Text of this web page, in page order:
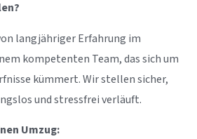
langjähriger Erfahrung im
kompetenten Team, das sich um
kümmert. Wir stellen sicher,
und stressfrei verläuft.
Umzug: